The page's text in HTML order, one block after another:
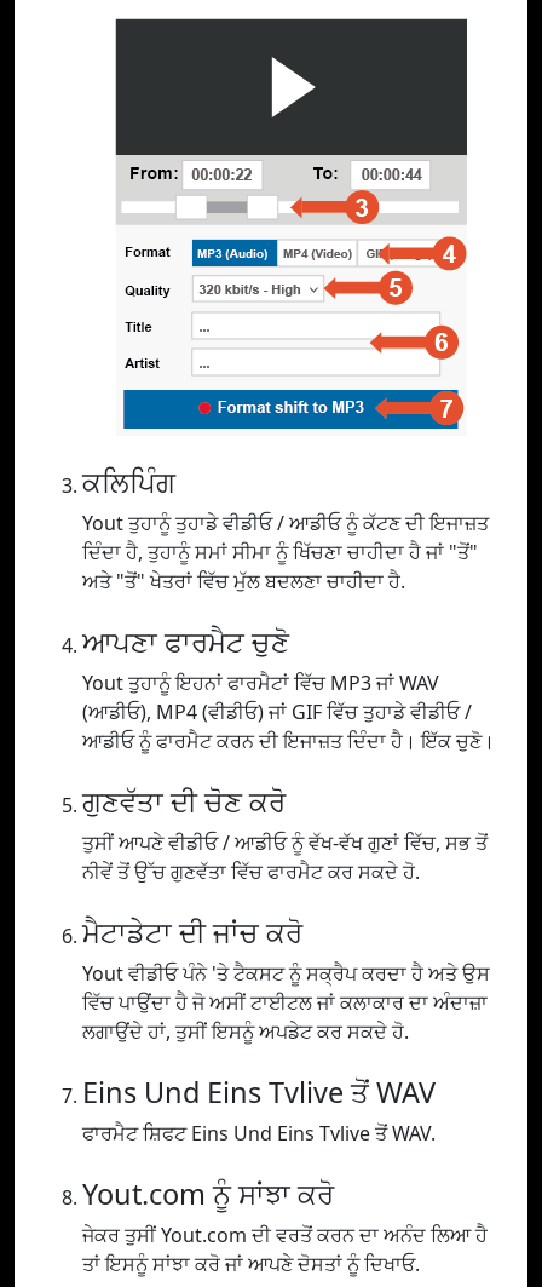
ਕਲਿਪਿੰਗ
Yout ਤੁਹਾਨੂੰ ਤੁਹਾਡੇ ਵੀਡੀਓ / ਆਡੀਓ ਨੂੰ ਕੱਟਣ ਦੀ ਇਜਾਜ਼ਤ
ਦਿੰਦਾ ਹੈ, ਤੁਹਾਨੂੰ ਸਮਾਂ ਸੀਮਾ ਨੂੰ ਖਿੱਚਣਾ ਚਾਹੀਦਾ ਹੈ ਜਾਂ "ਤੋਂ"
ਅਤੇ "ਤੋਂ" ਖੇਤਰਾਂ ਵਿੱਚ ਮੁੱਲ ਬਦਲਣਾ ਚਾਹੀਦਾ ਹੈ.
ਆਪਣਾ ਫਾਰਮੈਟ ਚੁਣੋ
Yout ਤੁਹਾਨੂੰ ਇਹਨਾਂ ਫਾਰਮੈਟਾਂ ਵਿੱਚ MP3 ਜਾਂ WAV
(ਆਡੀਓ), MP4 (ਵੀਡੀਓ) ਜਾਂ GIF ਵਿੱਚ ਤੁਹਾਡੇ ਵੀਡੀਓ /
ਆਡੀਓ ਨੂੰ ਫਾਰਮੈਟ ਕਰਨ ਦੀ ਇਜਾਜ਼ਤ ਦਿੰਦਾ ਹੈ। ਇੱਕ ਚੁਣੋ।
ਗੁਣਵੱਤਾ ਦੀ ਚੋਣ ਕਰੋ
ਤੁਸੀਂ ਆਪਣੇ ਵੀਡੀਓ / ਆਡੀਓ ਨੂੰ ਵੱਖ-ਵੱਖ ਗੁਣਾਂ ਵਿੱਚ, ਸਭ ਤੋਂ
ਨੀਵੇਂ ਤੋਂ ਉੱਚ ਗੁਣਵੱਤਾ ਵਿੱਚ ਫਾਰਮੈਟ ਕਰ ਸਕਦੇ ਹੋ.
ਮੈਟਾਡੇਟਾ ਦੀ ਜਾਂਚ ਕਰੋ
Yout ਵੀਡੀਓ ਪੰਨੇ 'ਤੇ ਟੈਕਸਟ ਨੂੰ ਸਕ੍ਰੈਪ ਕਰਦਾ ਹੈ ਅਤੇ ਉਸ
ਵਿੱਚ ਪਾਉਂਦਾ ਹੈ ਜੋ ਅਸੀਂ ਟਾਈਟਲ ਜਾਂ ਕਲਾਕਾਰ ਦਾ ਅੰਦਾਜ਼ਾ
ਲਗਾਉਂਦੇ ਹਾਂ, ਤੁਸੀਂ ਇਸਨੂੰ ਅਪਡੇਟ ਕਰ ਸਕਦੇ ਹੋ.
Eins Und Eins Tvlive ਤੋਂ WAV
ਫਾਰਮੈਟ ਸ਼ਿਫਟ Eins Und Eins Tvlive ਤੋਂ WAV.
Yout.com ਨੂੰ ਸਾਂਝਾ ਕਰੋ
ਜੇਕਰ ਤੁਸੀਂ Yout.com ਦੀ ਵਰਤੋਂ ਕਰਨ ਦਾ ਅਨੰਦ ਲਿਆ ਹੈ
ਤਾਂ ਇਸਨੂੰ ਸਾਂਝਾ ਕਰੋ ਜਾਂ ਆਪਣੇ ਦੋਸਤਾਂ ਨੂੰ ਦਿਖਾਓ.